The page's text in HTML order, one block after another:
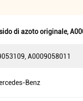
di azoto originale,
A0009058011
Benz